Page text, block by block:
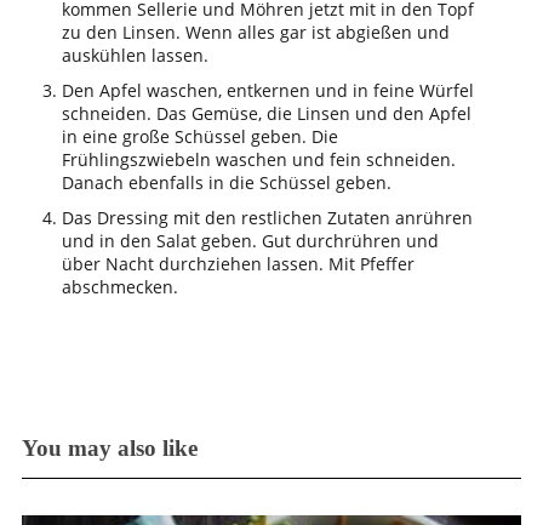
kommen Sellerie und Möhren jetzt mit in den Topf
zu den Linsen. Wenn alles gar ist abgießen und
auskühlen lassen.
Den Apfel waschen, entkernen und in feine Würfel
schneiden. Das Gemüse, die Linsen und den Apfel
in eine große Schüssel geben. Die
Frühlingszwiebeln waschen und fein schneiden.
Danach ebenfalls in die Schüssel geben.
Das Dressing mit den restlichen Zutaten anrühren
und in den Salat geben. Gut durchrühren und
über Nacht durchziehen lassen. Mit Pfeffer
abschmecken.
You may also like